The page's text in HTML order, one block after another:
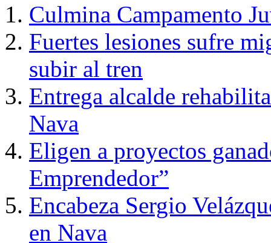
Culmina Campamento
Fuertes lesiones sufre
subir al tren
Entrega alcalde
Nava
Eligen a proyectos
Emprendedor”
Encabeza Sergio
en Nava